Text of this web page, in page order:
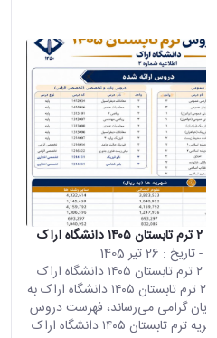
- تاریخ : 26 تیر 1405
اطلاعیه شماره ۲ ترم تابستان ۱۴۰۵ دانشگاه اراک
اطلاعیه شماره ۲ ترم تابستان ۱۴۰۵ دانشگاه اراک به
گرامی می‌رساند، فهرست دروس
ارائه‌شده و شهریه ترم تابستان ۱۴۰۵ دانشگاه اراک